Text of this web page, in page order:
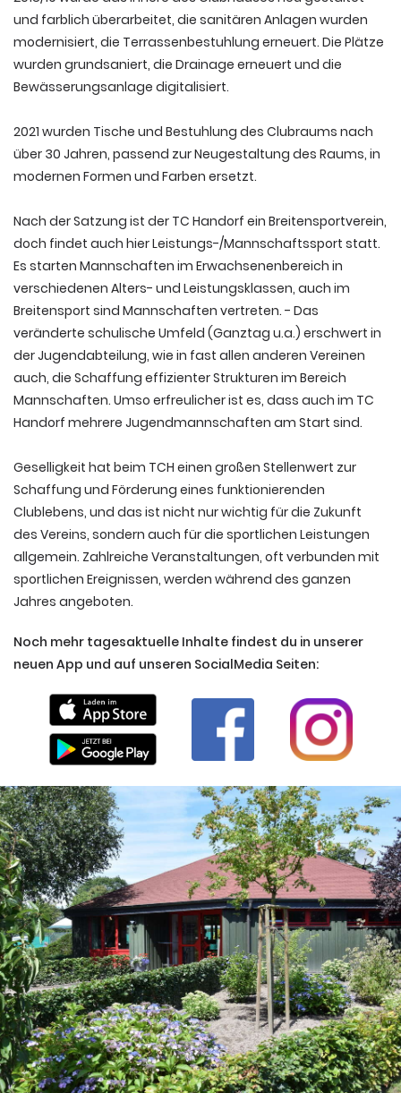
und farblich überarbeitet, die sanitären Anlagen wurden
modernisiert, die Terrassenbestuhlung erneuert. Die Plätze
wurden grundsaniert, die Drainage erneuert und die
Bewässerungsanlage digitalisiert.
2021 wurden Tische und Bestuhlung des Clubraums nach
über 30 Jahren, passend zur Neugestaltung des Raums, in
modernen Formen und Farben ersetzt.
Nach der Satzung ist der TC Handorf ein Breitensportverein,
doch findet auch hier Leistungs-/Mannschaftssport statt.
Es starten Mannschaften im Erwachsenenbereich in
verschiedenen Alters- und Leistungsklassen, auch im
Breitensport sind Mannschaften vertreten. - Das
veränderte schulische Umfeld (Ganztag u.a.) erschwert in
der Jugendabteilung, wie in fast allen anderen Vereinen
auch, die Schaffung effizienter Strukturen im Bereich
Mannschaften. Umso erfreulicher ist es, dass auch im TC
Handorf mehrere Jugendmannschaften am Start sind.
Geselligkeit hat beim TCH einen großen Stellenwert zur
Schaffung und Förderung eines funktionierenden
Clublebens, und das ist nicht nur wichtig für die Zukunft
des Vereins, sondern auch für die sportlichen Leistungen
allgemein. Zahlreiche Veranstaltungen, oft verbunden mit
sportlichen Ereignissen, werden während des ganzen
Jahres angeboten.
Noch mehr tagesaktuelle Inhalte findest du in unserer
neuen App und auf unseren SocialMedia Seiten: